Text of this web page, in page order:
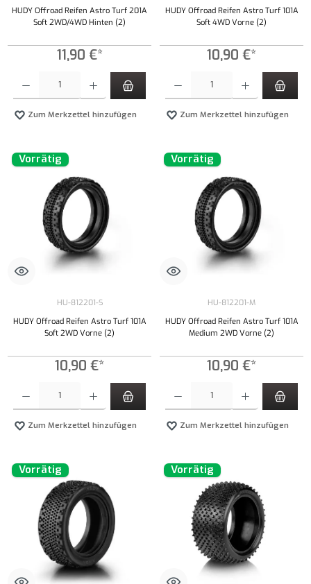
HUDY Offroad Reifen Astro Turf 201A
Soft 2WD/4WD Hinten (2)
11,90 €*
Zum Merkzettel hinzufügen
HUDY Offroad Reifen Astro Turf 101A
Soft 4WD Vorne (2)
10,90 €*
Zum Merkzettel hinzufügen
Vorrätig
HU-812201-S
HUDY Offroad Reifen Astro Turf 101A
Soft 2WD Vorne (2)
10,90 €*
Zum Merkzettel hinzufügen
Vorrätig
HU-812201-M
HUDY Offroad Reifen Astro Turf 101A
Medium 2WD Vorne (2)
10,90 €*
Zum Merkzettel hinzufügen
Vorrätig Vorrätig